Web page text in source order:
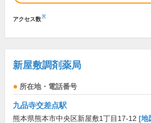
アクセス数※
新屋敷調剤薬局
所在地・電話番号
九品寺交差点駅
熊本県熊本市中央区新屋敷1丁目17-12 [地